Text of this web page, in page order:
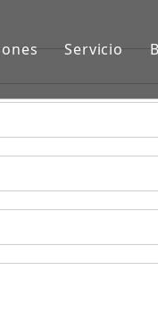
Servicio